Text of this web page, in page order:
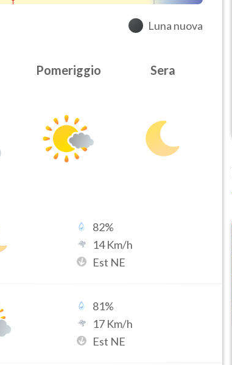
Luna nuova
Pomeriggio Sera
82%
14Km/h
Est NE
81%
17 Km/h
Est NE